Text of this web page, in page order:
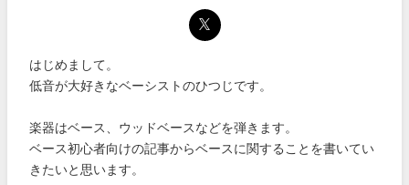
はじめまして。
低音が大好きなベーシストのひつじです。
楽器はベース、ウッドベースなどを弾きます。
ベース初心者向けの記事からベースに関することを書いてい
きたいと思います。